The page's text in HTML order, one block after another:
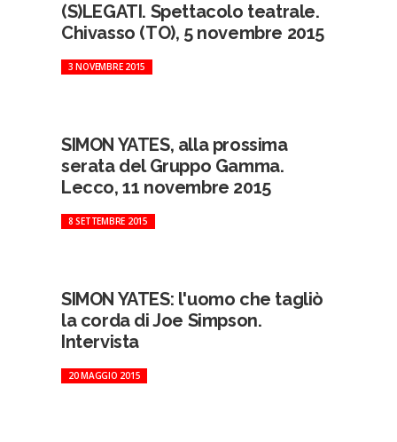
(S)LEGATI. Spettacolo teatrale.
Chivasso (TO), 5 novembre 2015
3 NOVEMBRE 2015
SIMON YATES, alla prossima
serata del Gruppo Gamma.
Lecco, 11 novembre 2015
8 SETTEMBRE 2015
SIMON YATES: l'uomo che tagliò
la corda di Joe Simpson.
Intervista
20 MAGGIO 2015